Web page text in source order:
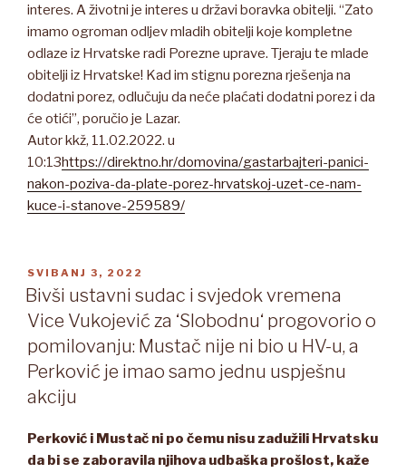
interes. A životni je interes u državi boravka obitelji. “Zato
imamo ogroman odljev mladih obitelji koje kompletne
odlaze iz Hrvatske radi Porezne uprave. Tjeraju te mlade
obitelji iz Hrvatske! Kad im stignu porezna rješenja na
dodatni porez, odlučuju da neće plaćati dodatni porez i da
će otići”, poručio je Lazar.
Autor kkž, 11.02.2022. u
10:13https://direktno.hr/domovina/gastarbajteri-panici-
nakon-poziva-da-plate-porez-hrvatskoj-uzet-ce-nam-
kuce-i-stanove-259589/
OBJAVLJENO
SVIBANJ 3, 2022
Bivši ustavni sudac i svjedok vremena
Vice Vukojević za ‘Slobodnu‘ progovorio o
pomilovanju: Mustač nije ni bio u HV-u, a
Perković je imao samo jednu uspješnu
akciju
Perković i Mustač ni po čemu nisu zadužili Hrvatsku
da bi se zaboravila njihova udbaška prošlost, kaže